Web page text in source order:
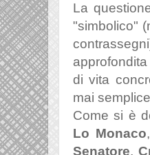
La
"simbolico"
di vita
mai
Come si è
Lo Monaco,
Senatore,